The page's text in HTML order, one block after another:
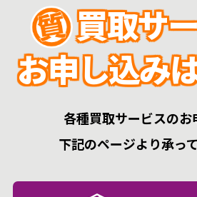
買取サ
お申し込み
各種買取サービスのお
下記のページより承っ